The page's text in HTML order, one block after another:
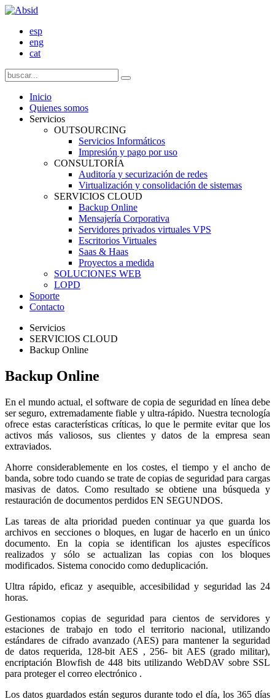
esp
eng
cat
Inicio
Quienes somos
Servicios
OUTSOURCING
Servicios Informáticos
Impresión y pago por uso
CONSULTORÍA
Auditoría y securización de redes
Virtualización y consolidación de sistemas
SERVICIOS CLOUD
Backup Online
Mensajería Corporativa
Servidores privados virtuales VPS
Escritorios Virtuales
Saas & Haas
Proyectos a medida
SOLUCIONES WEB
LOPD
Soporte
Contacto
Servicios
SERVICIOS CLOUD
Backup Online
Backup Online
En el mundo actual, el software de copia de seguridad en línea debe
ser seguro, extremadamente fiable y ultra-rápido. Nuestra tecnología
ofrece estas características críticas, lo que le permite evitar que los
activos más valiosos, sus clientes y datos de la empresa sean
extraviados.
Ahorre considerablemente en los costes, el tiempo y el ancho de
banda, sobre todo cuando se trate de copias de seguridad para cargas
masivas de datos. Como resultado se obtiene una búsqueda y
restauración de documentos perdidos EN SEGUNDOS.
Las tareas de alta prioridad pueden continuar ya que guarda los
archivos en secciones o bloques, en lugar de hacerlo en un único
documento. En la copia se identifican los ajustes específicos
realizados y sólo se actualizan las copias con los bloques
modificados. Sistema conocido como deduplicación.
Ultra rápido, eficaz y asequible, accesibilidad y seguridad las 24
horas.
Gestionamos copias de seguridad para cientos de servidores y
estaciones de trabajo en todo el territorio nacional, utilizando
estándares de cifrado avanzado (AES) para mantener la seguridad
de datos requerida, 128-bit AES , 256- bit AES (grado militar),
encriptación Blowfish de 448 bits utilizando WebDAV sobre SSL
para proteger el correo electrónico .
Los datos guardados están seguros durante todo el día, los 365 días